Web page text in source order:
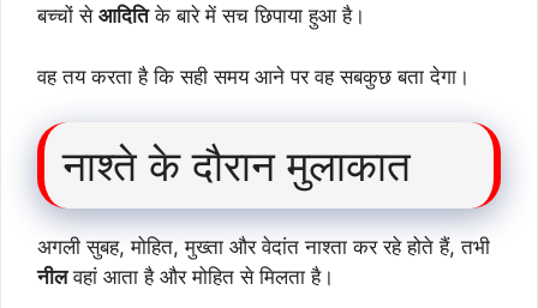
बच्चों से आदितिके बारे में सच छिपाया हुआ है।
वह तय करता है कि सही समय आने पर वह सबकुछ बता देगा।
नाश्ते के दौरान मुलाकात
अगली सुबह, मोहित, मुख्ता और वेदांत नाश्ता कर रहे होते हैं, तभी
नीलवहां आता है और मोहित से मिलता है।